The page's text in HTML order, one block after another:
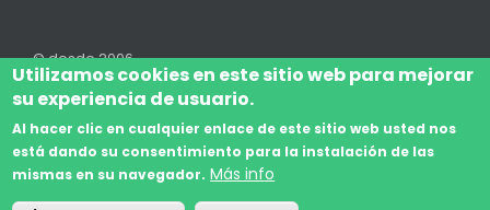
© desde 2006
Footer
Aviso Legal Legal
Utilizamos cookies en este sitio web para mejorar
su experiencia de usuario.
Al hacer clic en cualquier enlace de este sitio web usted nos
está dando su consentimiento para la instalación de las
mismas en su navegador. Más info